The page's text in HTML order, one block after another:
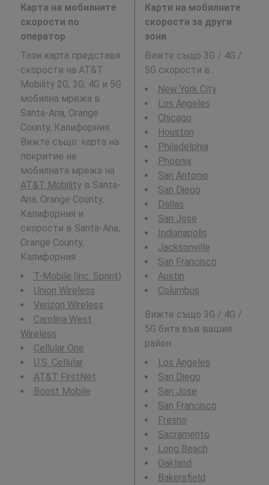
Карта на мобилните
скорости по
оператор
Тази карта представя
скорости на AT&T
Mobility 2G, 3G, 4G и 5G
мобилна мрежа в
Santa-Ana, Orange
County, Калифорния .
Вижте също: карта на
покритие на
мобилната мрежа на
AT&T Mobilityв Santa-
Ana, Orange County,
Калифорния и
скорости в Santa-Ana,
Orange County,
Калифорния .
T-Mobile (inc. Sprint)
Union Wireless
Verizon Wireless
Carolina West
Wireless
Cellular One
U.S. Cellular
AT&T FirstNet
Boost Mobile
Карти на мобилните
скорости за други
зони
Вижте също 3G / 4G /
5G скорости в :
New York City
Los Angeles
Chicago
Houston
Philadelphia
Phoenix
San Antonio
San Diego
Dallas
San Jose
Indianapolis
Jacksonville
San Francisco
Austin
Columbus
Вижте също 3G / 4G /
5G бита във вашия
район:
Los Angeles
San Diego
San Jose
San Francisco
Fresno
Sacramento
Long Beach
Oakland
Bakersfield